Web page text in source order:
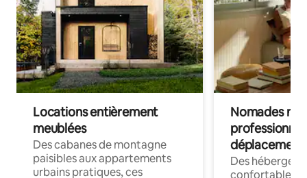
Locations entièrement
meublées
Des cabanes de montagne
paisibles aux appartements
urbains pratiques, ces
Nomades
déplacement
Des
confortables